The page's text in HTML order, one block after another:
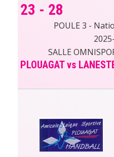
23 - 28
POULE 3 -
SALLE
PLOUAGAT vs